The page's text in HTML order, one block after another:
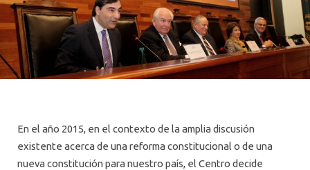
En el año 2015, en el contexto de la amplia discusión
existente acerca de una reforma constitucional o de una
nueva constitución para nuestro país, el Centro decide